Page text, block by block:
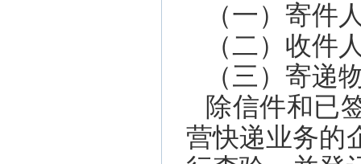
（一）寄件
（二）收件
（三）寄递
除信件和已
营快递业务的